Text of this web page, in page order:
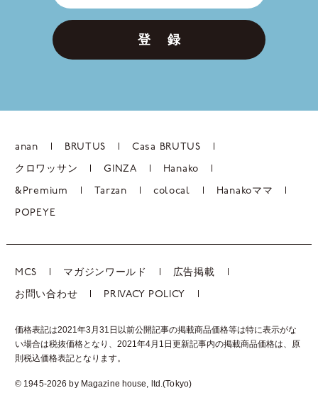
登 録
anan BRUTUS Casa BRUTUS
クロワッサン GINZA Hanako
&Premium Tarzan colocal Hanakoママ
POPEYE
MCS マガジンワールド 広告掲載
お問い合わせ PRIVACY POLICY
価格表記は2021年3月31日以前公開記事の掲載商品価格等は特に表示がな
い場合は税抜価格となり、2021年4月1日更新記事内の掲載商品価格は、 原
則税込価格表記となります。
© 1945-2026 by Magazine house, ltd.(Tokyo)